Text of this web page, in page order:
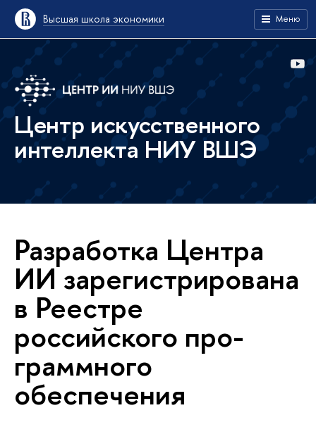
Высшая школа экономики Меню
Центр искусственного
интеллекта НИУ ВШЭ
Разработка Центра
ИИ за­ре­ги­стри­ро­ва­на
в Реестре
российского про­
грамм­но­го
обеспечения